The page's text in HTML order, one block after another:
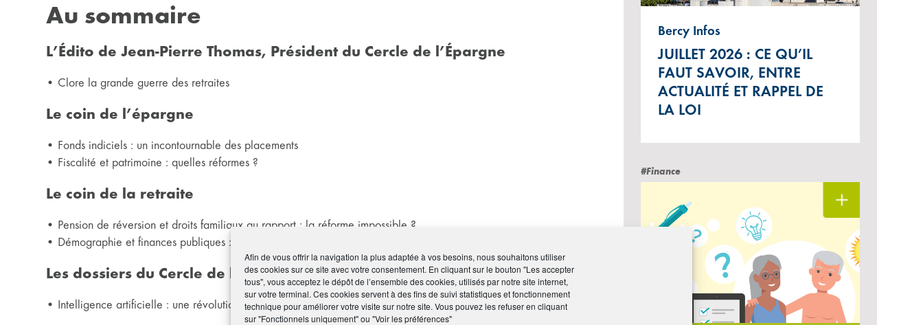
Afin de vous offrir la navigation la plus adaptée à vos besoins, nous souhaitons utiliser
des cookies sur ce site avec votre consentement. En cliquant sur le bouton "Les accepter
tous", vous acceptez le dépôt de l’ensemble des cookies, utilisés par notre site internet,
sur votre terminal. Ces cookies servent à des fins de suivi statistiques et fonctionnement
technique pour améliorer votre visite sur notre site. Vous pouvez les refuser en cliquant
sur "Fonctionnels uniquement" ou "Voir les préférences"
Au sommaire
L’Édito de Jean-Pierre Thomas, Président du Cercle de l’Épargne
• Clore la grande guerre des retraites
Le coin de l’épargne
• Fonds indiciels : un incontournable des placements
• Fiscalité et patrimoine : quelles réformes ?
Le coin de la retraite
• Pension de réversion et droits familiaux au rapport : la réforme impossible ?
• Démographie et finances publiques : un rapport explosif
Les dossiers du Cercle de l’Épargne
• Intelligence artificielle : une révolution en marche ?
Bercy Infos
JUILLET 2026 : CE QU’IL
FAUT SAVOIR, ENTRE
ACTUALITÉ ET RAPPEL DE
LA LOI
#Finance